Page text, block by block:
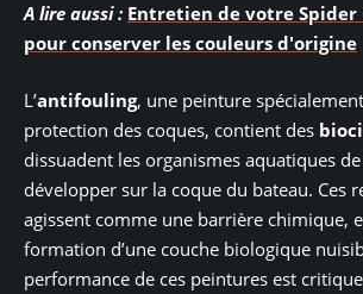
A lire aussi : Entretien de votre Spider
pour conserver les couleurs d'origine
L’antifouling, une peinture
protection des coques, contient des
dissuadent les organismes aquatiques
développer sur la coque du bateau. Ces
agissent comme une barrière chimique,
formation d’une couche biologique
performance de ces peintures est